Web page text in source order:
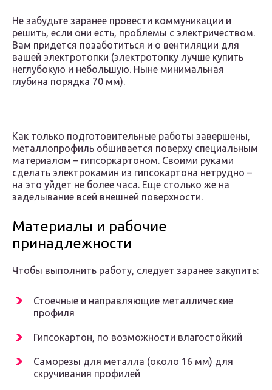
Не забудьте заранее провести коммуникации и
решить, если они есть, проблемы с электричеством.
Вам придется позаботиться и о вентиляции для
вашей электротопки (электротопку лучше купить
неглубокую и небольшую. Ныне минимальная
глубина порядка 70 мм).
Как только подготовительные работы завершены,
металлопрофиль обшивается поверху специальным
материалом – гипсоркартоном. Своими руками
сделать электрокамин из гипсокартона нетрудно –
на это уйдет не более часа. Еще столько же на
заделывание всей внешней поверхности.
Материалы и рабочие
принадлежности
Чтобы выполнить работу, следует заранее закупить:
Стоечные и направляющие металлические
профиля
Гипсокартон, по возможности влагостойкий
Саморезы для металла (около 16 мм) для
скручивания профилей